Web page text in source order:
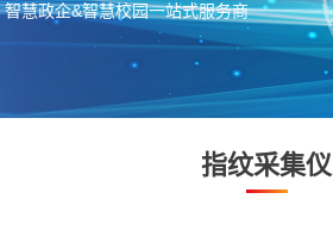
智慧政企&智慧校园一站式服务商
指纹采集仪